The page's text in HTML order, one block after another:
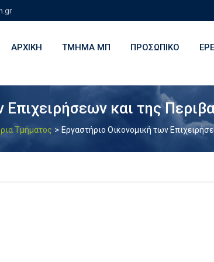
ΑΡΧΙΚΉ ΤΜΉΜΑ ΜΠ ΠΡΟΣΩΠΙΚΌ
και της
Τμήματος > Εργαστήριο Οικονομική των